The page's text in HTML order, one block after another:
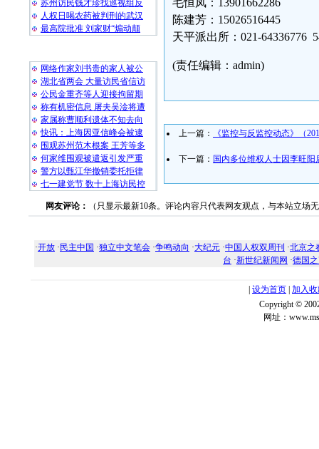
苏州访民钱才珍找巡视组反
人权日喝农药被判刑的武汉
最高院批准 刘家财“煽动颠
网络作家刘书贵的家人被公
湖北省两会 大量访民省信访
公民金重齐等人迎接拘留期
称有机密信息 屠夫吴淦将遭
家属称曹顺利遗体不知去向
快讯：上海因亚信峰会被逮
围观苏州范木根案 王芳等多
何家维围观被遣返引发严重
警方以甄江华撤销委托拒律
七一建党节 数十上海访民控
毛恒凤：13901662286
陈建芳：15026516445
天平派出所：021-64336776
(责任编辑：admin)
上一篇： 《监控与反监控动态》（
下一篇： 国内多位维权人士因李旺阳
网友评论： （只显示最新10条。评论内容只代表网友观点，与本站立场
·开放 · 民主中国 ·独立中文笔会 ·争鸣动向 ·大纪元 ·中国人权双周刊 ·北京之
台 ·新世纪新闻网 ·德国
设为首页 加入
Copyright ©
网址：